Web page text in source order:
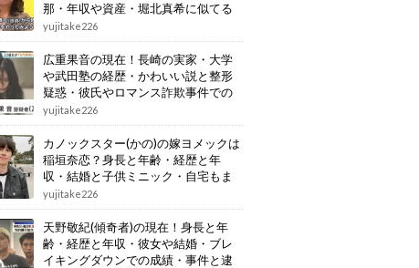
那・年収や資産・堀北真希に似てる
画像もまとめ
yujitake226
広重果音の現在！長崎の実家・大学
や武田塾の経歴・かわいい説と整形
疑惑・彼氏やロマンス詐欺事件での
逮捕もまとめ
yujitake226
カノックスター(かの)の嫁ヨメックは
稲垣奈恋？身長と年齢・経歴と年
収・結婚と子供ミニック・自宅もま
とめ
yujitake226
天野敬紀(傾奇者)の現在！身長と年
齢・経歴と年収・彼女や結婚・ブレ
イキングダウンでの成績・事件と逮